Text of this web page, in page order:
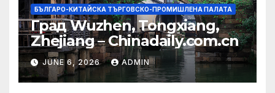
БЪЛГАРО-КИТАЙСКА ТЪРГОВСКО-ПРОМИШЛЕНА ПАЛАТА
Град Wuzhen, Tongxiang,
Zhejiang – Chinadaily.com.cn
JUNE 6, 2026 ADMIN